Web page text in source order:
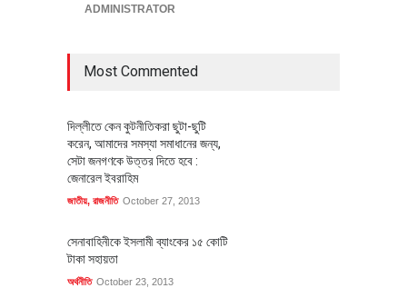
ADMINISTRATOR
Most Commented
দিল্লীতে কেন কুটনীতিকরা ছুটা-ছুটি
করেন, আমাদের সমস্যা সমাধানের জন্য,
সেটা জনগণকে উত্তর দিতে হবে :
জেনারেল ইবরাহিম
জাতীয়, রাজনীতি October 27, 2013
সেনাবাহিনীকে ইসলামী ব্যাংকের ১৫ কোটি
টাকা সহায়তা
অর্থনীতি October 23, 2013